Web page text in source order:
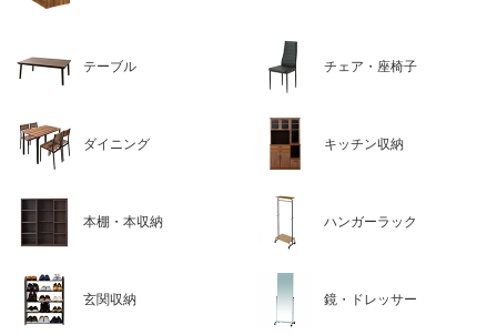
テーブル チェア・座椅子
ダイニング キッチン収納
本棚・本収納 ハンガーラック
玄関収納 鏡・ドレッサー